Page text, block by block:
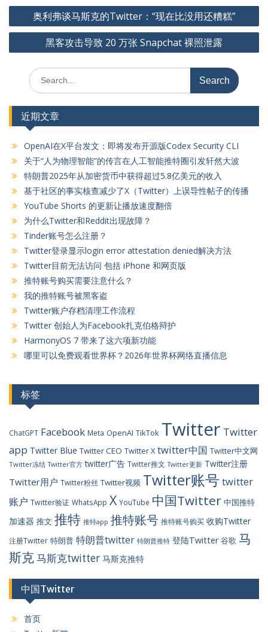
文
章
奥利弗谈马斯克的Twitter：“现在比没用还糟糕”
黑客攻击导致 20 万张 Snapchat 裸照泄露
Search
for:
近期文章
OpenAI在X平台发文：即将发布开源版Codex Security CLI
关于“人为物理智能”的传言在人工智能推特圈引发轩然大波
特朗普2025年从加密货币中获得超过5.8亿美元的收入
基于社区的事实核查减少了X（Twitter）上误导性帖子的传播
YouTube Shorts 的更新让播放速度翻倍
为什么Twitter和Reddit出现故障？
Tinder账号怎么注册？
Twitter登录显示login error attestation denied解决方法
Twitter目前无法访问 包括 iPhone 和网页版
推特账号购买需要注意什么？
我的推特账号被黑客盗
Twitter账户存档清理工作流程
Twitter 创始人为Facebook扎克伯格辩护
HarmonyOS 7 带来了这六项新功能
哪里可以免费观看世界杯？2026年世界杯网络直播信息
标签
ChatGPT Facebook Meta OpenAI TikTok Twitter Twitter
app Twitter Blue Twitter CEO Twitter X twitter中国 Twitter中文网
Twitter冻结 Twitter官方 twitter广告 Twitter推文 Twitter更新 Twitter注册
Twitter用户 Twitter粉丝 Twitter视频 Twitter账号 twitter
账户 Twitter验证 WhatsApp X YouTube 中国Twitter 中国推特
加速器 推文 推特 推特app 推特账号 推特账号购买 收购Twitter
注册Twitter 特朗普 特朗普twitter 特朗普推特 登陆Twitter 谷歌 马
斯克马斯克twitter 马斯克推特
中国Twitter
首页